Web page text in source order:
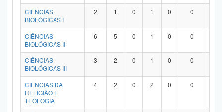
CIÊNCIAS
BIOLÓGICAS I
2 1 0 1 0 0
CIÊNCIAS
BIOLÓGICAS II
6 5 0 1 0 0
CIÊNCIAS
BIOLÓGICAS III
3 2 0 1 0 0
CIÊNCIAS DA
RELIGIÃO E
TEOLOGIA
4 2 0 2 0 0